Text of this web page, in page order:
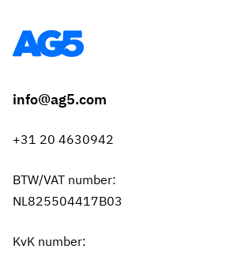
info@ag5.com
+31 20 4630942
BTW/VAT number:
NL825504417B03
KvK number: